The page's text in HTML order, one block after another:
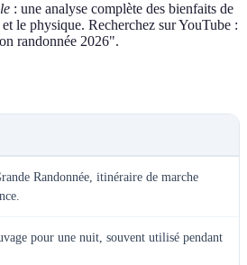
: une analyse complète des bienfaits de
le physique. Recherchez sur YouTube :
randonnée 2026".
Randonnée, itinéraire de marche
pour une nuit, souvent utilisé pendant